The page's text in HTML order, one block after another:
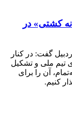
کشتی» در
گفت: در کنار
تیم ملی و تشکیل
آن را برای
کنیم.